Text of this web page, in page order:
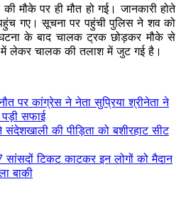
मौके पर ही मौत हो गई। जानकारी होते
गए। सूचना पर पहुंची पुलिस ने शव को
घटना के बाद चालक ट्रक छोड़कर मौके से
लेकर चालक की तलाश में जुट गई है।
पर कांग्रेस ने नेता सुप्रिया श्रीनेता ने
पड़ी सफाई
संदेशखाली की पीड़िता को बशीरहाट सीट
सांसदों​ टिकट काटकर इन लोगों को मैदान
बाकी